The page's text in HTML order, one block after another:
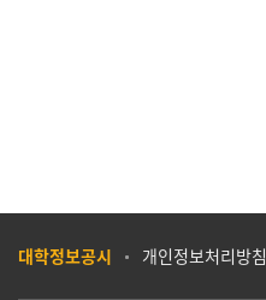
대학정보공시 개인정보처리방침